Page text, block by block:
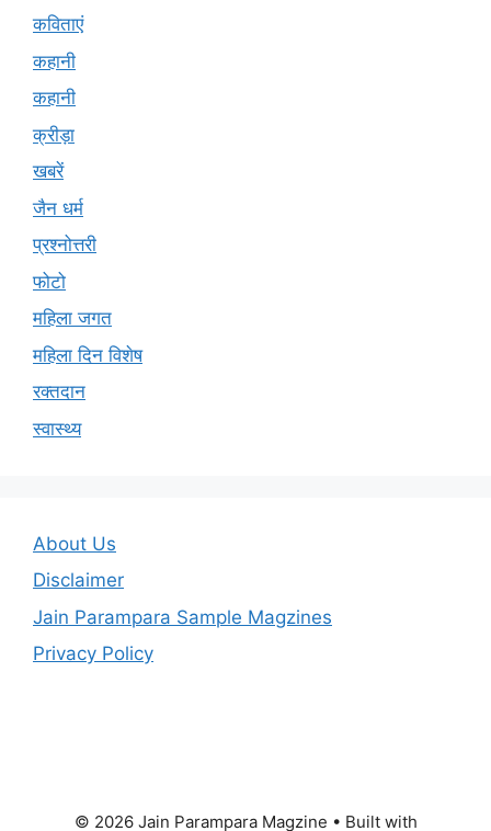
कविताएं
कहानी
कहानी
क्रीड़ा
खबरें
जैन धर्म
प्रश्नोत्तरी
फोटो
महिला जगत
महिला दिन विशेष
रक्तदान
स्वास्थ्य
About Us
Disclaimer
Jain Parampara Sample Magzines
Privacy Policy
© 2026 Jain Parampara Magzine • Built with